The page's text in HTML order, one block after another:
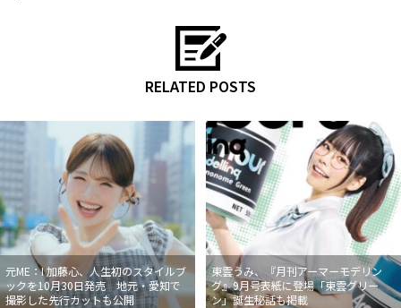
RELATED POSTS
元ME：I 加藤心、人生初のスタイルブ
ックを10月30日発売 地元・愛知で
撮影した先行カットも公開
東雲うみ、『月刊アーマーモデリン
グ』9月号表紙に登場「東雲グリー
ン」誕生秘話も掲載